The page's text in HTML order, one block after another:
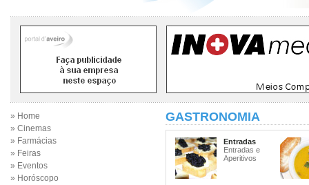
» Home
» Cinemas
» Farmácias
» Feiras
» Eventos
» Horóscopo
GASTRONOMIA
Entradas
Entradas e
Aperitivos